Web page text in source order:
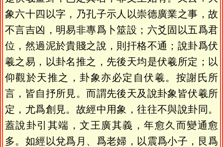
象六十四以字，乃孔子示人以崇德廣業之事，故
不言吉凶，明易非專爲卜筮設；六爻固以五爲君
位，然過泥於貴賤之說，則扞格不通；說卦爲伏
羲之易，以卦名推之，先後天均是伏羲所定；以
仰觀於天推之，卦象亦必定自伏羲。按謝氏所
言，皆自抒所見。而謂先後天及說卦象皆伏羲所
定，尤爲創見。故經中用象，往往不與說卦同。
蓋說卦引其端，文王廣其義，年愈久而變通愈
多。如經以兌爲月、爲老婦，以震爲小子，艮爲